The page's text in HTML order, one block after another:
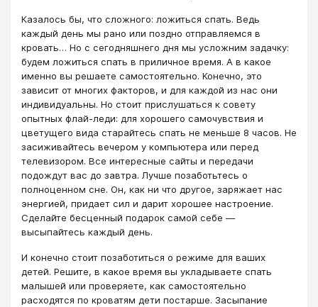
Казалось бы, что сложного: ложиться спать. Ведь
каждый день мы рано или поздно отправляемся в
кровать… Но с сегодняшнего дня мы усложним задачку:
будем ложиться спать в приличное время. А в какое
именно вы решаете самостоятельно. Конечно, это
зависит от многих факторов, и для каждой из нас они
индивидуальны. Но стоит прислушаться к совету
опытных флай-леди: для хорошего самочувствия и
цветущего вида старайтесь спать не меньше 8 часов. Не
засиживайтесь вечером у компьютера или перед
телевизором. Все интересные сайты и передачи
подождут вас до завтра. Лучше позаботьтесь о
полноценном сне. Он, как ни что другое, заряжает нас
энергией, придает сил и дарит хорошее настроение.
Сделайте бесценный подарок самой себе —
высыпайтесь каждый день.
И конечно стоит позаботиться о режиме для ваших
детей. Решите, в какое время вы укладываете спать
малышей или проверяете, как самостоятельно
расходятся по кроватям дети постарше. Засыпание